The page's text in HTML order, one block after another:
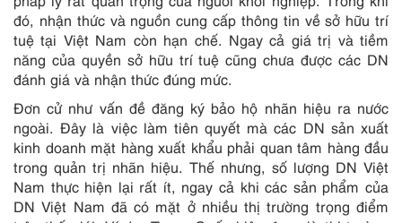
đó, nhận thức và nguồn cung cấp thông tin về sở hữu trí
tuệ tại Việt Nam còn hạn chế. Ngay cả giá trị và tiềm
năng của quyền sở hữu trí tuệ cũng chưa được các DN
đánh giá và nhận thức đúng mức.
Đơn cử như vấn đề đăng ký bảo hộ nhãn hiệu ra nước
ngoài. Đây là việc làm tiên quyết mà các DN sản xuất
kinh doanh mặt hàng xuất khẩu phải quan tâm hàng đầu
trong quản trị nhãn hiệu. Thế nhưng, số lượng DN Việt
Nam thực hiện lại rất ít, ngay cả khi các sản phẩm của
DN Việt Nam đã có mặt ở nhiều thị trường trọng điểm